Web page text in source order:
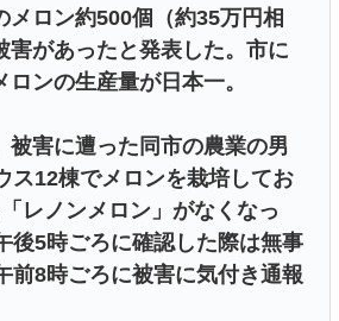
メロン約500個（約35万円相
害があったと発表した。市に
ンの生産量が日本一。
害に遭った同市の農業の男
ス12棟でメロンを栽培してお
レノンメロン」がなくなっ
後5時ごろに確認した際は無事
前8時ごろに被害に気付き通報